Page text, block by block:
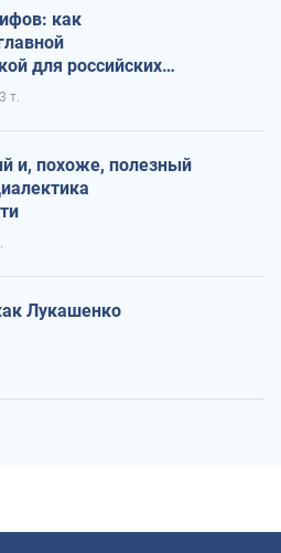
как
для российских
т.
и, похоже, полезный
Лукашенко